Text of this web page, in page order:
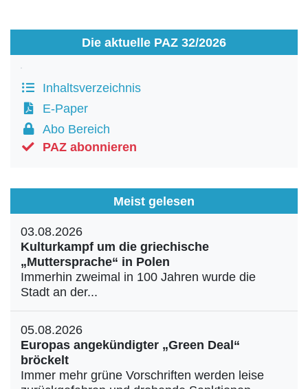
Die aktuelle PAZ 32/2026
Inhaltsverzeichnis
E-Paper
Abo Bereich
PAZ abonnieren
Meist gelesen
03.08.2026
Kulturkampf um die griechische
„Muttersprache“ in Polen
Immerhin zweimal in 100 Jahren wurde die
Stadt an der...
05.08.2026
Europas angekündigter „Green Deal“
bröckelt
Immer mehr grüne Vorschriften werden leise